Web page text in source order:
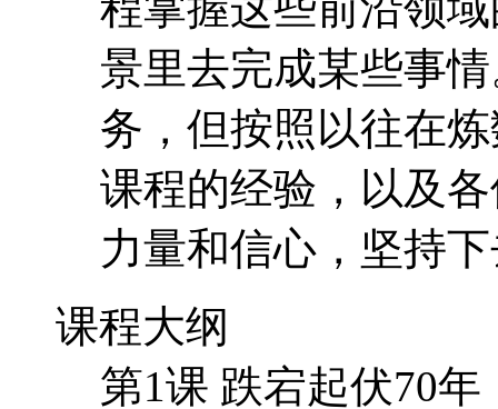
力量和信心，坚持
课程大纲
第1课 跌宕起伏70
经元仿生：单层感
第2课 线性神经网
种学习算法